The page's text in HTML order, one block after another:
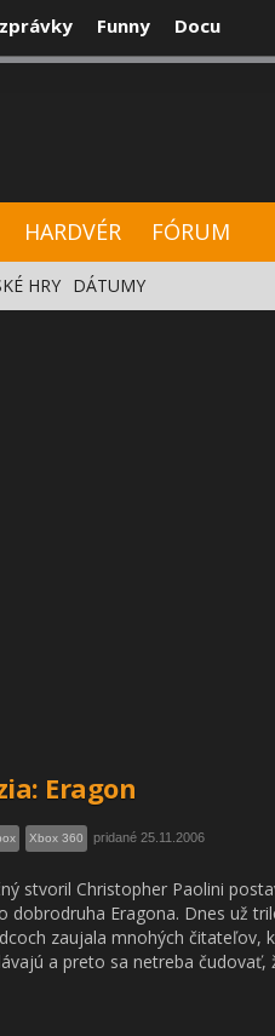
Funny Docu
HARDVÉR FÓRUM
HRY DÁTUMY
Eragon
Xbox 360 pridané 25.11.2006
stvoril Christopher Paolini
dobrodruha Eragona. Dnes už
zaujala mnohých čitateľov,
a preto sa netreba čudovať,